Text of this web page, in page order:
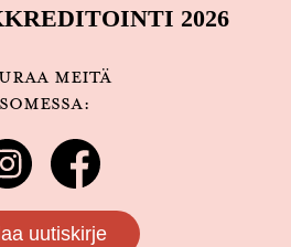
2026
meitä
somessa:
uutiskirje